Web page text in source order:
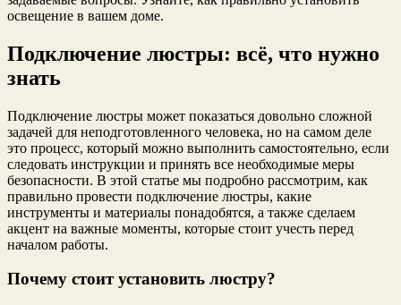
освещение в вашем доме.
Подключение люстры: всё, что нужно
знать
Подключение люстры может показаться довольно сложной
задачей для неподготовленного человека, но на самом деле
это процесс, который можно выполнить самостоятельно, если
следовать инструкции и принять все необходимые меры
безопасности. В этой статье мы подробно рассмотрим, как
правильно провести подключение люстры, какие
инструменты и материалы понадобятся, а также сделаем
акцент на важные моменты, которые стоит учесть перед
началом работы.
Почему стоит установить люстру?